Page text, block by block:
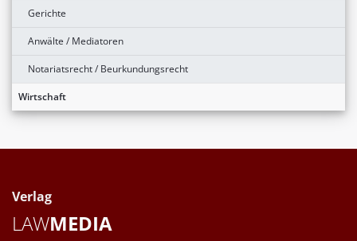
Gerichte
Anwälte / Mediatoren
Notariatsrecht / Beurkundungsrecht
Wirtschaft
Verlag
LAWMEDIA